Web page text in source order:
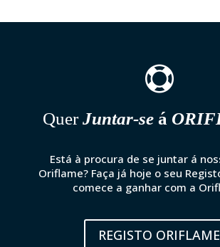

QuerJuntar-se á
Está à procura de se juntar á
Oriflame? Faça já hoje o seu
comece a ganhar com a
REGISTO ORIFLAME